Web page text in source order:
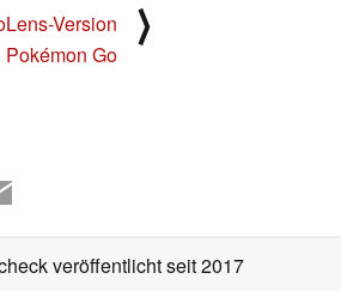
Version
Pokémon Go
⟩
veröffentlichtseit 2017